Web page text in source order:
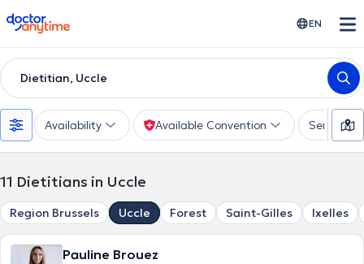
doctoranytime EN
Dietitian, Uccle
Availability Available Convention Services
11 Dietitians in Uccle
Region Brussels Uccle Forest Saint-Gilles Ixelles
Pauline Brouez